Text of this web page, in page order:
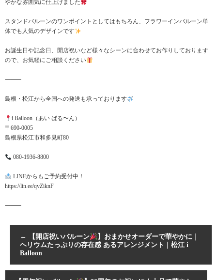
やかな雰囲気に仕上げました
スタンドバルーンのワンポイントとしてはもちろん、フラワーインバルーン単
体でも人気のデザインです
お誕生日や記念日、開店祝いなど様々なシーンに合わせてお作りしております
ので、お気軽にご相談ください
⸻
島根・松江から全国への発送も承っております
i Balloon（あい ばる〜ん）
〒690-0005
島根県松江市和多見町80
080-1936-8800
LINEからもご予約受付中！
https://lin.ee/qvZiknF
⸻
← 【開店祝いバルーン
】おまかせオーダーで華やかに｜
ヘリウムたっぷりの存在感 あるアレンジメント｜松江 i
Balloon